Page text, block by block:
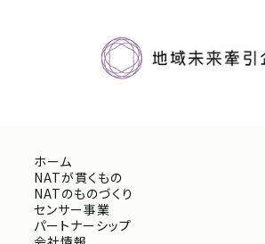
ホーム
NATが貫くもの
NATのものづくり
センサー事業
パートナーシップ